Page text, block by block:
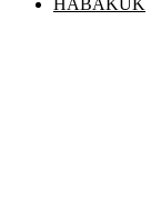
HABAKUK